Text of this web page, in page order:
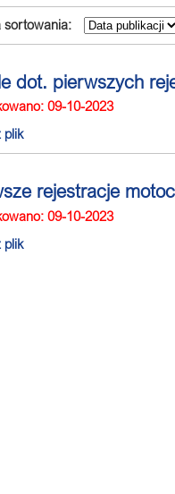
sortowania:
dot. pierwszych
09-10-2023
plik
rejestracje
09-10-2023
plik